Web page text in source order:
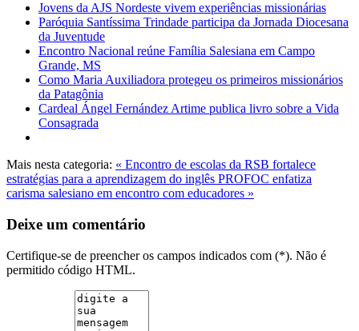
Jovens da AJS Nordeste vivem experiências missionárias
Paróquia Santíssima Trindade participa da Jornada Diocesana
da Juventude
Encontro Nacional reúne Família Salesiana em Campo
Grande, MS
Como Maria Auxiliadora protegeu os primeiros missionários
da Patagônia
Cardeal Ángel Fernández Artime publica livro sobre a Vida
Consagrada
Mais nesta categoria: « Encontro de escolas da RSB fortalece
estratégias para a aprendizagem do inglês PROFOC enfatiza
carisma salesiano em encontro com educadores »
Deixe um comentário
Certifique-se de preencher os campos indicados com (*). Não é
permitido código HTML.